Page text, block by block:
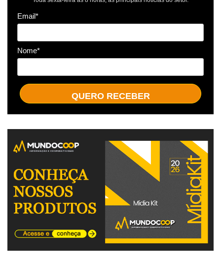
Email*
Nome*
QUERO RECEBER